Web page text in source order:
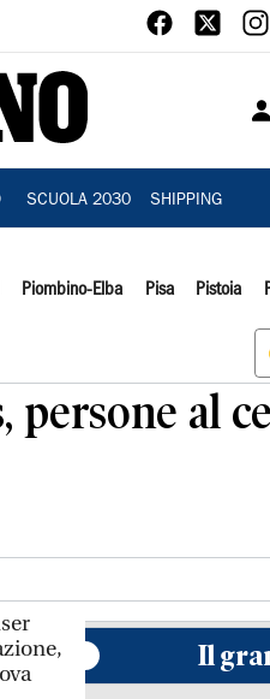
SCUOLA 2030 SHIPPING
Piombino-Elba Pisa Pistoia
al
Il